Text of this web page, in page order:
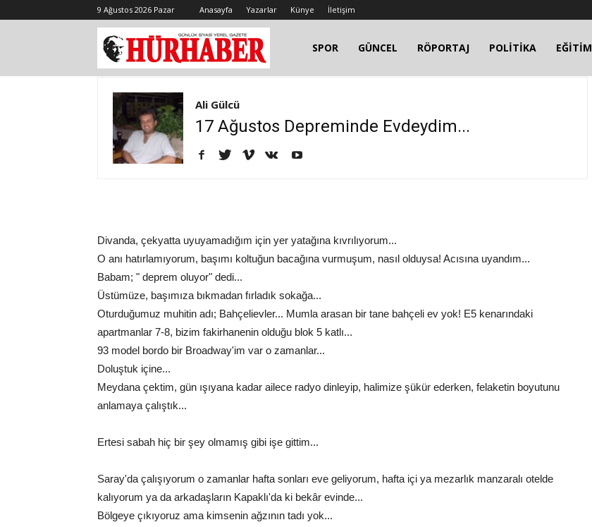
9 Ağustos 2026 Pazar Anasayfa Yazarlar Künye İletişim
SPOR GÜNCEL RÖPORTAJ POLİTİKA EĞİTİM
Ali Gülcü
17 Ağustos Depreminde Evdeydim...
Divanda, çekyatta uyuyamadığım için yer yatağına kıvrılıyorum...
O anı hatırlamıyorum, başımı koltuğun bacağına vurmuşum, nasıl olduysa! Acısına uyandım...
Babam; " deprem oluyor" dedi...
Üstümüze, başımıza bıkmadan fırladık sokağa...
Oturduğumuz muhitin adı; Bahçelievler... Mumla arasan bir tane bahçeli ev yok! E5 kenarındaki
apartmanlar 7-8, bizim fakirhanenin olduğu blok 5 katlı...
93 model bordo bir Broadway'im var o zamanlar...
Doluştuk içine...
Meydana çektim, gün ışıyana kadar ailece radyo dinleyip, halimize şükür ederken, felaketin boyutunu
anlamaya çalıştık...
Ertesi sabah hiç bir şey olmamış gibi işe gittim...
Saray'da çalışıyorum o zamanlar hafta sonları eve geliyorum, hafta içi ya mezarlık manzaralı otelde
kalıyorum ya da arkadaşların Kapaklı'da ki bekâr evinde...
Bölgeye çıkıyoruz ama kimsenin ağzının tadı yok...